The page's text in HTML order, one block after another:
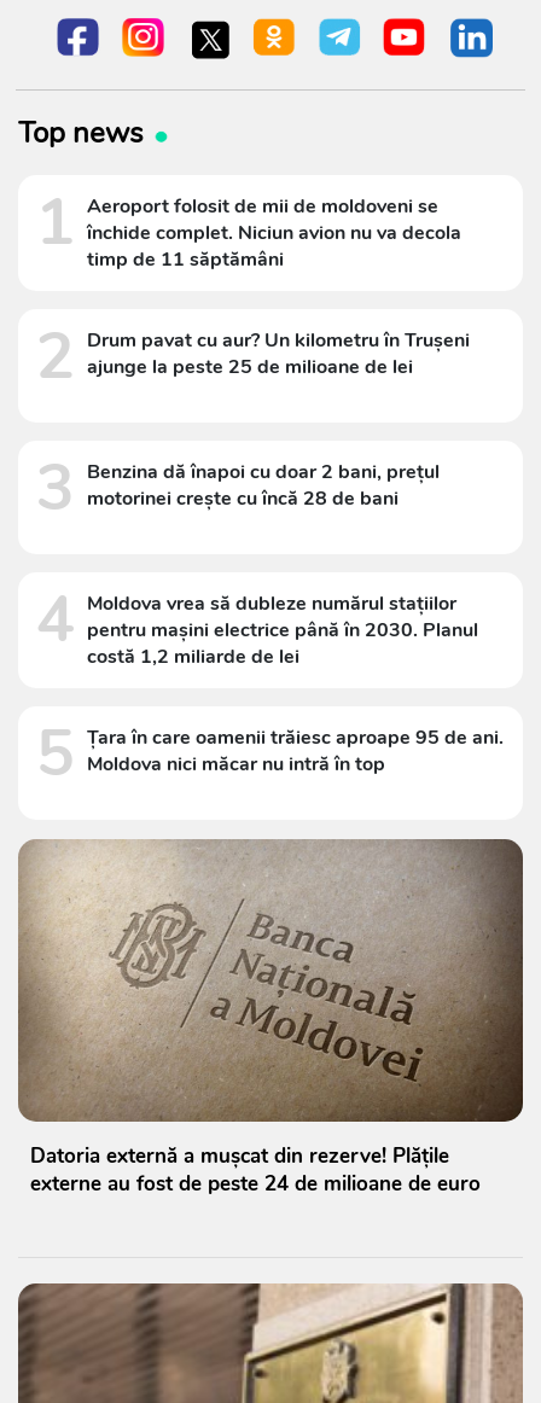
Top news
1 Aeroport folosit de mii de moldoveni se
închide complet. Niciun avion nu va decola
timp de 11 săptămâni
2
Drum pavat cu aur? Un kilometru în Trușeni
ajunge la peste 25 de milioane de lei
3
Benzina dă înapoi cu doar 2 bani, prețul
motorinei crește cu încă 28 de bani
4 Moldova vrea să dubleze numărul stațiilor
pentru mașini electrice până în 2030. Planul
costă 1,2 miliarde de lei
5 Țara în care oamenii trăiesc aproape 95 de ani.
Moldova nici măcar nu intră în top
Datoria externă a mușcat din rezerve! Plățile
externe au fost de peste 24 de milioane de euro